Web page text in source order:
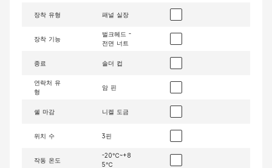
장착 유형 패널 실장
장착 기능
벌크헤드 -
전면 너트
종료 솔더 컵
연락처 유
형
암 핀
쉘 마감 니켈 도금
위치 수 3핀
작동 온도
-20℃~+8
5℃